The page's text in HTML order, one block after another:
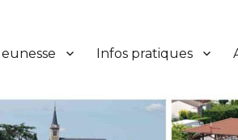
Infos pratiques